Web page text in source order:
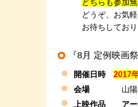
どちらも参加
どうぞ、お気
お待ちしてお
『8月 定例映画祭
開催日時 2017
会場
山陽
上映作品 ア